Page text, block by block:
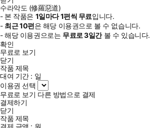
수라악도 (修羅惡道)
- 본 작품은 1일마다1편씩 무료입니다.
- 최근10편은 해당 이용권으로 볼 수 없습니다.
- 해당 이용권으로는 무료로3일간볼 수 있습니다.
확인
무료로 보기
닫기
작품 제목
대여 기간 : 일
이용권 선택
무료로 보기 다른 방법으로 결제
결제하기
닫기
작품 제목